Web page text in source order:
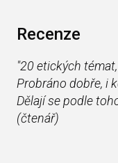
Recenze
"20 etických
Probráno dobře, i
Dělají se podle
(čtenář)